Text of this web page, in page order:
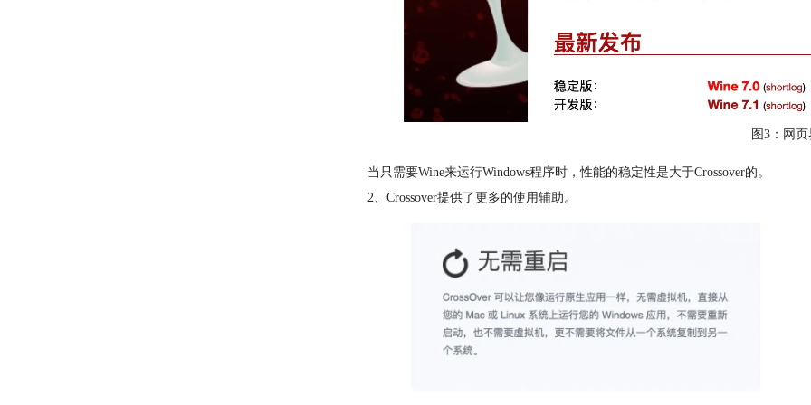
图3：网
当只需要Wine来运行Windows程序时，性能的稳定性是大于Crossover的。
2、Crossover提供了更多的使用辅助。